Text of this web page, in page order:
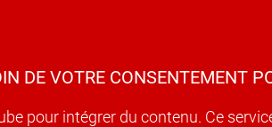
DE VOTRE CONSENTEMENT
pour intégrer du contenu. Ce